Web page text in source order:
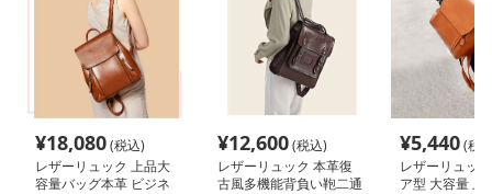
¥18,080(税込)
レザーリュック 上品大
容量バッグ本革 ビジネ
¥12,600(税込)
レザーリュック 本革復
古風多機能背負い鞄二通
¥5,440(税
レザーリュッ
ア型 大容量